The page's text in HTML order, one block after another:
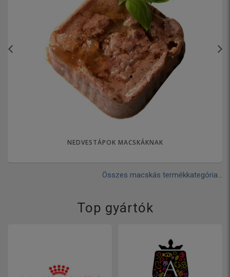
NEDVESTÁPOK MACSKÁKNAK
Összes macskás termékkategória...
Top gyártók